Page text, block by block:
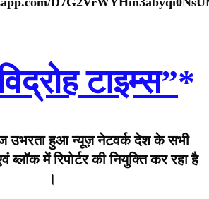
टाइम्स”*
उभरता हुआ न्यूज़ नेटवर्क देश के सभी
ब्लॉक में रिपोर्टर की नियुक्ति कर रहा है
।